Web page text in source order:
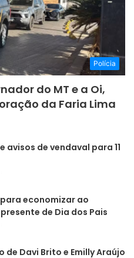
Polícia
do MT e a Oi,
da Faria Lima
avisos de vendaval para 11
economizar ao
de Dia dos Pais
de Davi Brito e Emilly Araújo